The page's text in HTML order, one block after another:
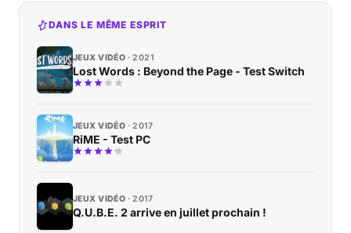
DANS LE MÊME ESPRIT
JEUX VIDÉO 2021
Lost Words : Beyond the Page - Test Switch
JEUX VIDÉO 2017
RiME - Test PC
JEUX VIDÉO 2017
Q.U.B.E. 2 arrive en juillet prochain !